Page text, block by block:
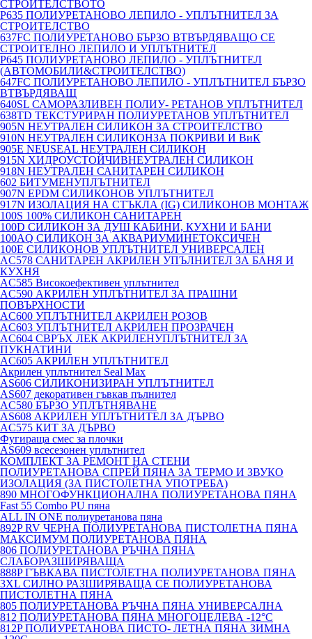
СТРОИТЕЛСТВОТО
P635 ПОЛИУРЕТАНОВО ЛЕПИЛО - УПЛЪТНИТЕЛ ЗА
СТРОИТЕЛСТВО
637FC ПОЛИУРЕТАНОВО БЪРЗО ВТВЪРДЯВАЩО СЕ
СТРОИТЕЛНО ЛЕПИЛО И УПЛЪТНИТЕЛ
P645 ПОЛИУРЕТАНОВО ЛЕПИЛО - УПЛЪТНИТЕЛ
(АВТОМОБИЛИ&СТРОИТЕЛСТВО)
647FC ПОЛИУРЕТАНОВО ЛЕПИЛО - УПЛЪТНИТЕЛ БЪРЗО
ВТВЪРДЯВАЩ
640SL САМОРАЗЛИВЕН ПОЛИУ- РЕТАНОВ УПЛЪТНИТЕЛ
638TD ТЕКСТУРИРАН ПОЛИУРЕТАНОВ УПЛЪТНИТЕЛ
905N НЕУТРАЛЕН СИЛИКОН ЗА СТРОИТЕЛСТВО
910N НЕУТРАЛЕН СИЛИКОНЗА ПОКРИВИ И ВиК
905E NEUSEAL НЕУТРАЛЕН СИЛИКОН
915N ХИДРОУСТОЙЧИВНЕУТРАЛЕН СИЛИКОН
918N НЕУТРАЛЕН САНИТАРЕН СИЛИКОН
602 БИТУМЕНУПЛЪТНИТЕЛ
907N EPDM СИЛИКОНОВ УПЛЪТНИТЕЛ
917N ИЗОЛАЦИЯ НА СТЪКЛА (IG) СИЛИКОНОВ МОНТАЖ
100S 100% СИЛИКОН САНИТАРЕН
100D СИЛИКОН ЗА ДУШ КАБИНИ, КУХНИ И БАНИ
100AQ СИЛИКОН ЗА АКВАРИУМИНЕТОКСИЧЕН
100E СИЛИКОНОВ УПЛЪТНИТЕЛ УНИВЕРСАЛЕН
AC578 САНИТАРЕН АКРИЛЕН УПЪЛНИТЕЛ ЗА БАНЯ И
КУХНЯ
AC585 Високоефективен уплътнител
AC590 АКРИЛЕН УПЛЪТНИТЕЛ ЗА ПРАШНИ
ПОВЪРХНОСТИ
AC600 УПЛЪТНИТЕЛ АКРИЛЕН РОЗОВ
AC603 УПЛЪТНИТЕЛ АКРИЛЕН ПРОЗРАЧЕН
AC604 СВРЪХ ЛЕК АКРИЛЕНУПЛЪТНИТЕЛ ЗА
ПУКНАТИНИ
AC605 АКРИЛЕН УПЛЪТНИТЕЛ
Акрилен уплътнител Seal Max
AS606 СИЛИКОНИЗИРАН УПЛЪТНИТЕЛ
AS607 декоративен гъвкав пълнител
AC580 БЪРЗО УПЛЪТНЯВАНЕ
AS608 АКРИЛЕН УПЛЪТНИТЕЛ ЗА ДЪРВО
AC575 КИТ ЗА ДЪРВО
Фугираща смес за плочки
AS609 всесезонен уплътнител
КОМПЛЕКТ ЗА РЕМОНТ НА СТЕНИ
ПОЛИУРЕТАНОВА СПРЕЙ ПЯНА ЗА ТЕРМО И ЗВУКО
ИЗОЛАЦИЯ (ЗА ПИСТОЛЕТНА УПОТРЕБА)
890 МНОГОФУНКЦИОНАЛНА ПОЛИУРЕТАНОВА ПЯНА
Fast 55 Combo PU пяна
ALL IN ONE полиуретанова пяна
892P RV ЧЕРНА ПОЛИУРЕТАНОВА ПИСТОЛЕТНА ПЯНА
МАКСИМУМ ПОЛИУРЕТАНОВА ПЯНА
806 ПОЛИУРЕТАНОВА РЪЧНА ПЯНА
СЛАБОРАЗШИРЯВАЩА
888P ГЪВКАВА ПИСТОЛЕТНА ПОЛИУРЕТАНОВА ПЯНА
3XL СИЛНО РАЗШИРЯВАЩА СЕ ПОЛИУРЕТАНОВА
ПИСТОЛЕТНА ПЯНА
805 ПОЛИУРЕТАНОВА РЪЧНА ПЯНА УНИВЕРСАЛНА
812 ПОЛИУРЕТАНОВА ПЯНА МНОГОЦЕЛЕВА -12°C
812P ПОЛИУРЕТАНОВА ПИСТО- ЛЕТНА ПЯНА ЗИМНА